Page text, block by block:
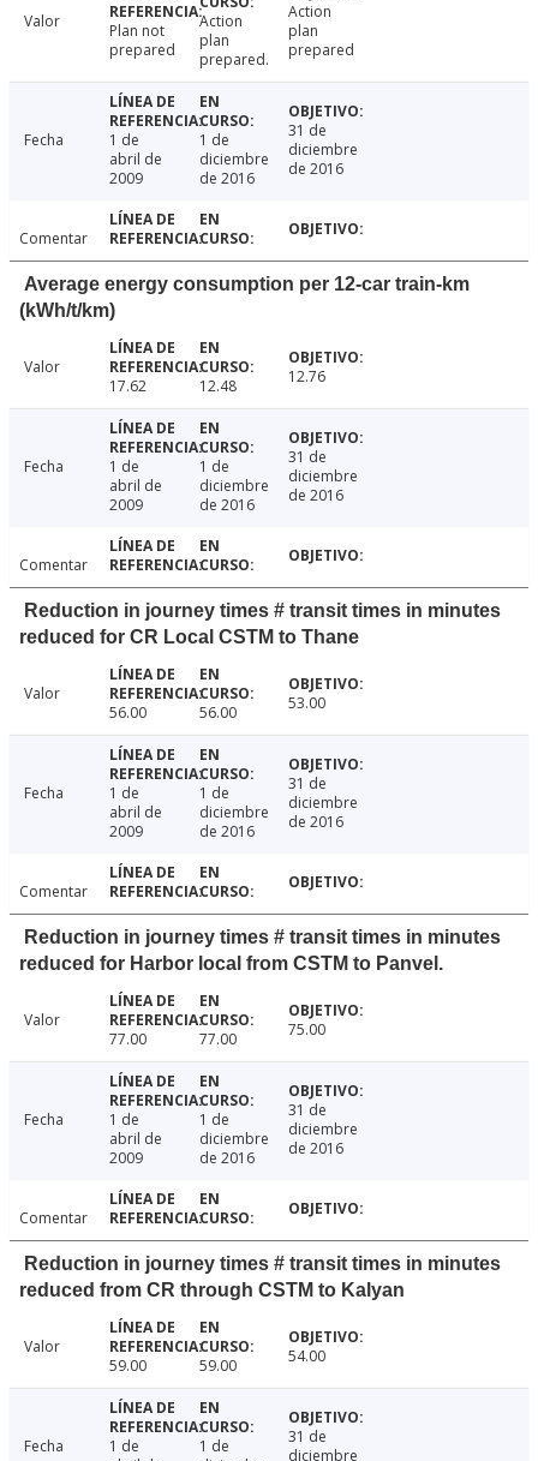
Valor
Plan not
prepared
Action
plan
prepared.
Action
plan
prepared
Fecha
1 de
abril de
2009
1 de
diciembre
de 2016
31 de
diciembre
de 2016
Comentar
Average energy consumption per 12-car train-km
(kWh/t/km)
Valor
17.62
12.48 12.76
Fecha
1 de
abril de
2009
1 de
diciembre
de 2016
31 de
diciembre
de 2016
Comentar
Reduction in journey times # transit times in minutes
reduced for CR Local CSTM to Thane
Valor
56.00
56.00 53.00
Fecha
1 de
abril de
2009
1 de
diciembre
de 2016
31 de
diciembre
de 2016
Comentar
Reduction in journey times # transit times in minutes
reduced for Harbor local from CSTM to Panvel.
Valor
77.00
77.00 75.00
Fecha
1 de
abril de
2009
1 de
diciembre
de 2016
31 de
diciembre
de 2016
Comentar
Reduction in journey times # transit times in minutes
reduced from CR through CSTM to Kalyan
Valor
59.00
59.00 54.00
Fecha
1 de
1 de
31 de
diciembre